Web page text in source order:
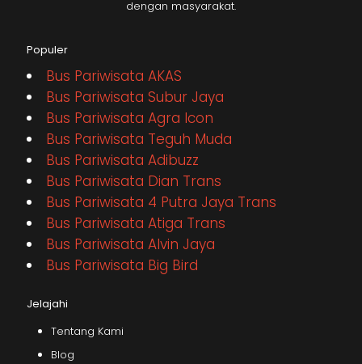
dengan masyarakat.
Populer
Bus Pariwisata AKAS
Bus Pariwisata Subur Jaya
Bus Pariwisata Agra Icon
Bus Pariwisata Teguh Muda
Bus Pariwisata Adibuzz
Bus Pariwisata Dian Trans
Bus Pariwisata 4 Putra Jaya Trans
Bus Pariwisata Atiga Trans
Bus Pariwisata Alvin Jaya
Bus Pariwisata Big Bird
Jelajahi
Tentang Kami
Blog